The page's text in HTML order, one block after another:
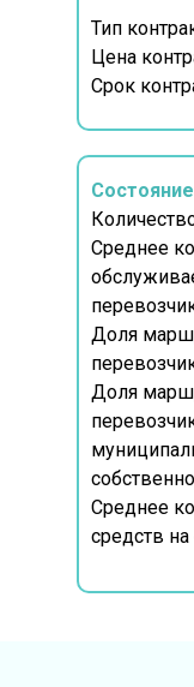
Среднее
Доля
Доля
Среднее
средств
Тип
Цена
Срок